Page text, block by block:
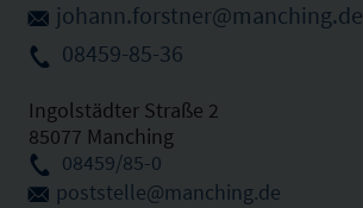
johann.forstner@manching.de
08459-85-36
Ingolstädter Straße 2
85077 Manching
08459/85-0
poststelle@manching.de